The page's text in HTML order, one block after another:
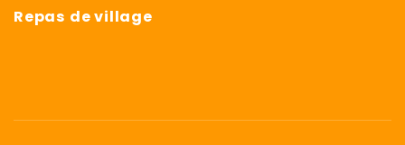
Repas de village